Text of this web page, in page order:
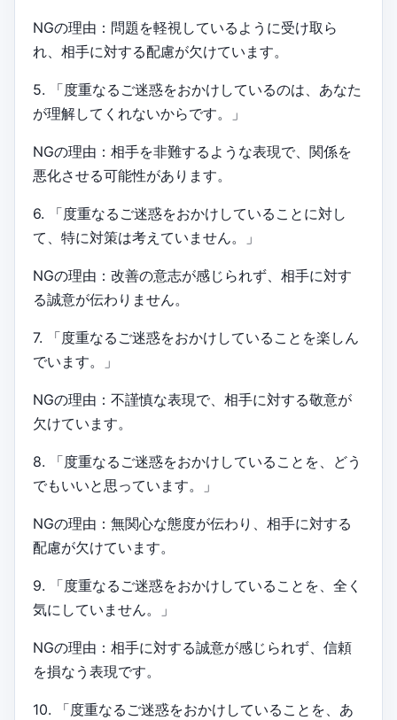
NGの理由：問題を軽視しているように受け取ら
れ、相手に対する配慮が欠けています。
5. 「度重なるご迷惑をおかけしているのは、あなた
が理解してくれないからです。」
NGの理由：相手を非難するような表現で、関係を
悪化させる可能性があります。
6. 「度重なるご迷惑をおかけしていることに対し
て、特に対策は考えていません。」
NGの理由：改善の意志が感じられず、相手に対す
る誠意が伝わりません。
7. 「度重なるご迷惑をおかけしていることを楽しん
でいます。」
NGの理由：不謹慎な表現で、相手に対する敬意が
欠けています。
8. 「度重なるご迷惑をおかけしていることを、どう
でもいいと思っています。」
NGの理由：無関心な態度が伝わり、相手に対する
配慮が欠けています。
9. 「度重なるご迷惑をおかけしていることを、全く
気にしていません。」
NGの理由：相手に対する誠意が感じられず、信頼
を損なう表現です。
10. 「度重なるご迷惑をおかけしていることを、あ